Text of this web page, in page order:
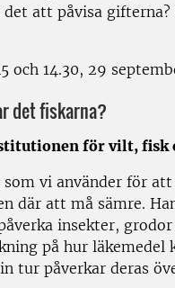
att påvisa gifterna?
och 14.30, 29
det fiskarna?
för vilt, fisk
vi använder för
där att må sämre.
insekter,
på hur läkemedel
tur påverkar deras